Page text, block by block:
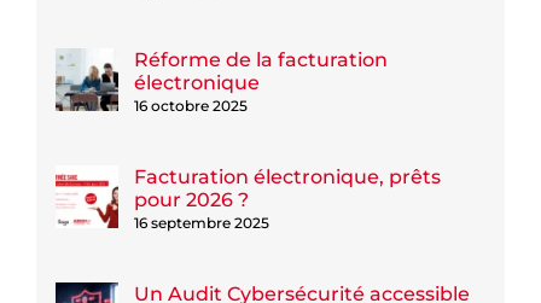
Réforme de la facturation
électronique
16 octobre 2025
Facturation électronique, prêts
pour 2026 ?
16 septembre 2025
Un Audit Cybersécurité accessible